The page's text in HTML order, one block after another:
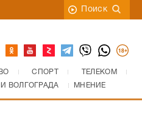
Поиск
СПОРТ
ТЕЛЕКОМ
ВОЛГОГРАДА МНЕНИЕ